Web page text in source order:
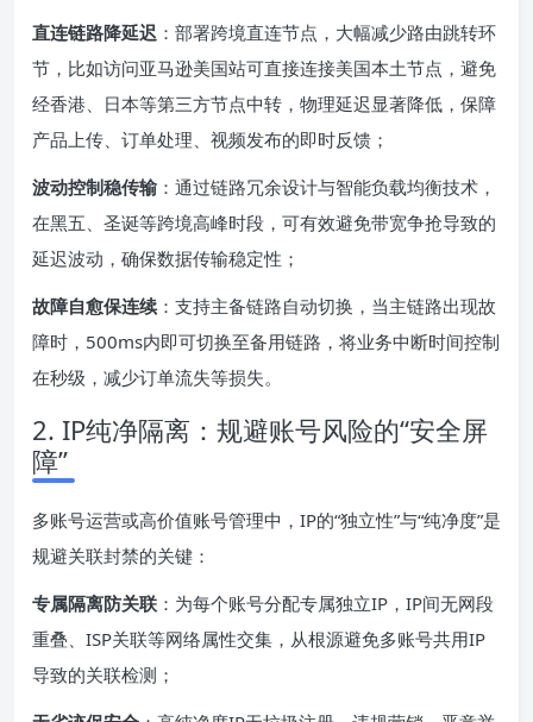
直连链路降延迟 ：部署跨境直连节点，大幅减少路由跳转环
节，比如访问亚马逊美国站可直接连接美国本土节点，避免
经香港、日本等第三方节点中转，物理延迟显著降低，保障
产品上传、订单处理、视频发布的即时反馈；
波动控制稳传输 ：通过链路冗余设计与智能负载均衡技术，
在黑五、圣诞等跨境高峰时段，可有效避免带宽争抢导致的
延迟波动，确保数据传输稳定性；
故障自愈保连续：支持主备链路自动切换，当主链路出现故
障时，500ms内即可切换至备用链路，将业务中断时间控制
在秒级，减少订单流失等损失。
2. IP纯净隔离：规避账号风险的“安全屏
障”
多账号运营或高价值账号管理中，IP的“独立性”与“纯净度”是
规避关联封禁的关键：
专属隔离防关联 ：为每个账号分配专属独立IP，IP间无网段
重叠、ISP关联等网络属性交集，从根源避免多账号共用IP
导致的关联检测；